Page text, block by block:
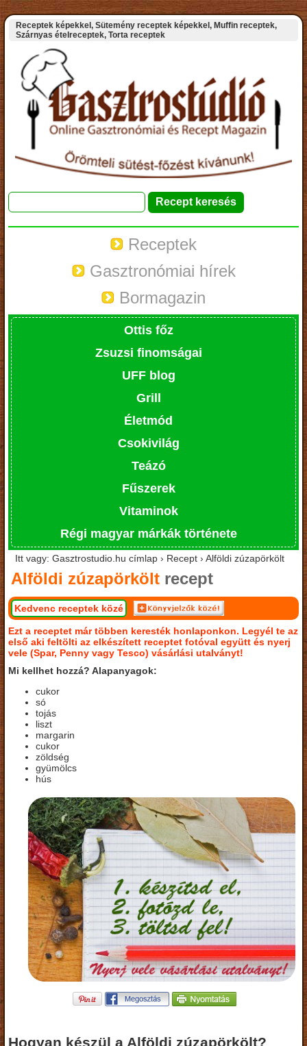
Receptek képekkel, Sütemény receptek képekkel, Muffin receptek,
Szárnyas ételreceptek, Torta receptek
Receptek
Gasztronómiai hírek
Bormagazin
Ottis főz
Zsuzsi finomságai
UFF blog
Grill
Életmód
Csokivilág
Teázó
Fűszerek
Vitaminok
Régi magyar márkák története
Itt vagy: Gasztrostudio.hu címlap › Recept › Alföldi zúzapörkölt
Alföldi zúzapörkölt recept
Kedvenc receptek közé
Ezt a receptet már többen keresték honlaponkon. Legyél te az
első aki feltölti az elkészített receptet fotóval együtt és nyerj
vele (Spar, Penny vagy Tesco) vásárlási utalványt!
Mi kellhet hozzá? Alapanyagok:
cukor
só
tojás
liszt
margarin
cukor
zöldség
gyümölcs
hús
Hogyan készül a Alföldi zúzapörkölt?